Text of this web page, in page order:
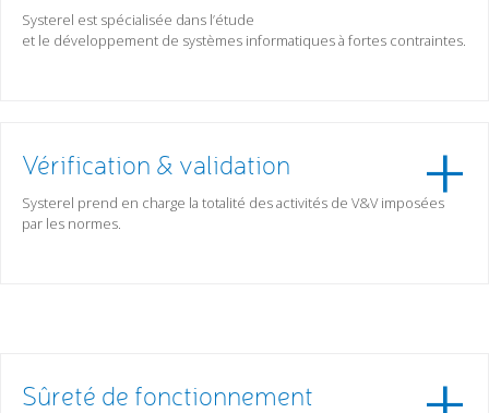
Systerel est spécialisée dans l’étude
et le développement de systèmes informatiques à fortes contraintes.
Vérification & validation
Systerel prend en charge la totalité des activités de V&V imposées
par les normes.
Sûreté de fonctionnement